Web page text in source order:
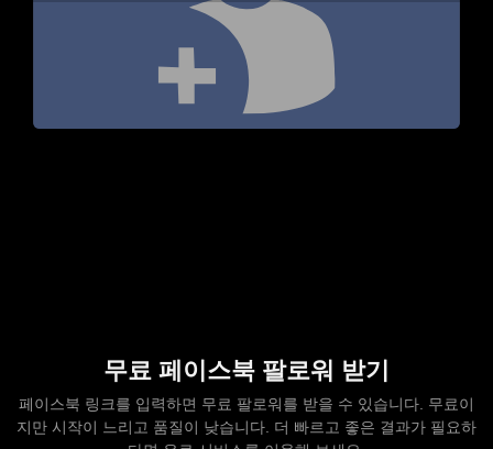
무료 페이스북 팔로워 받기
페이스북 링크를 입력하면 무료 팔로워를 받을 수 있습니다. 무료이
지만 시작이 느리고 품질이 낮습니다. 더 빠르고 좋은 결과가 필요하